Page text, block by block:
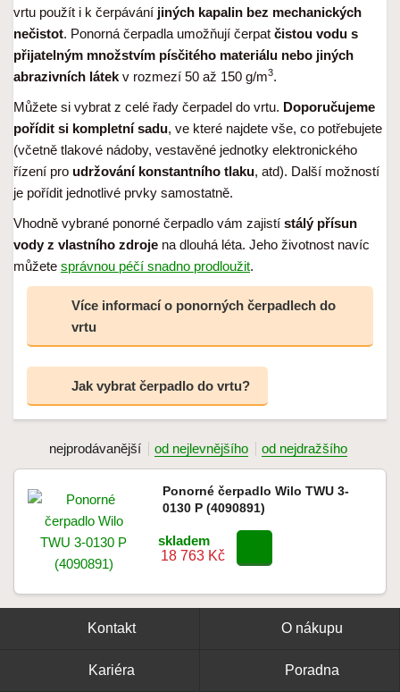
vrtu použít i k čerpávání jiných kapalin bez mechanických
nečistot. Ponorná čerpadla umožňují čerpat čistou vodu s
přijatelným množstvím písčitého materiálu nebo jiných
abrazivních látek v rozmezí 50 až 150 g/m3.
Můžete si vybrat z celé řady čerpadel do vrtu. Doporučujeme
pořídit si kompletní sadu, ve které najdete vše, co potřebujete
(včetně tlakové nádoby, vestavěné jednotky elektronického
řízení pro udržování konstantního tlaku, atd). Další možností
je pořídit jednotlivé prvky samostatně.
Vhodně vybrané ponorné čerpadlo vám zajistí stálý přísun
vody z vlastního zdroje na dlouhá léta. Jeho životnost navíc
můžete správnou péčí snadno prodloužit.
Více informací o ponorných čerpadlech do
vrtu
Jak vybrat čerpadlo do vrtu?
nejprodávanější od nejlevnějšího od nejdražšího
Ponorné čerpadlo Wilo TWU 3-
0130 P (4090891)
skladem
18 763 Kč
Kontakt O nákupu
Kariéra Poradna